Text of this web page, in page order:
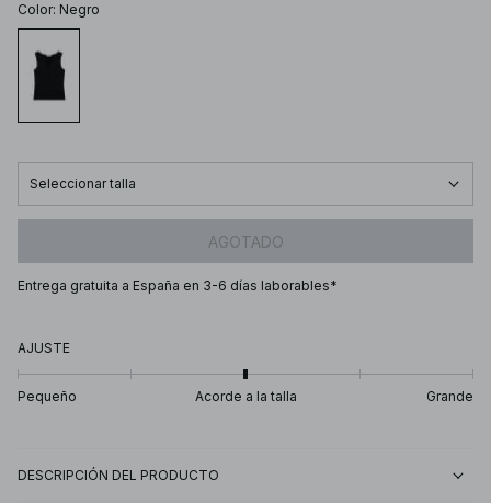
Color: Negro
Seleccionar talla
AGOTADO
Entrega gratuita a España en 3-6 días laborables*
AJUSTE
Pequeño Acorde a la talla Grande
DESCRIPCIÓN DEL PRODUCTO